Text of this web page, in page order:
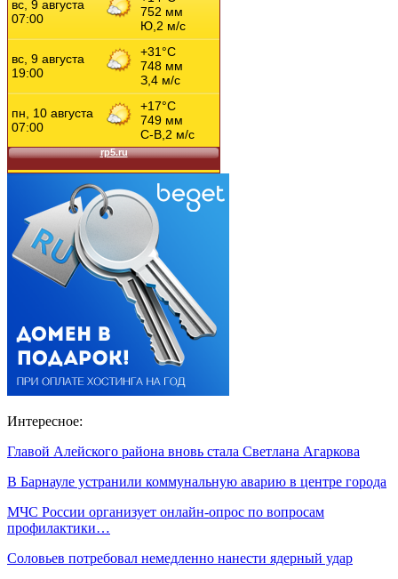
Интересное:
Главой Алейского района вновь стала Светлана Агаркова
В Барнауле устранили коммунальную аварию в центре города
МЧС России организует онлайн-опрос по вопросам
профилактики…
Соловьев потребовал немедленно нанести ядерный удар